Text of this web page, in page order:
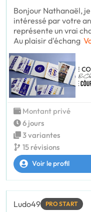
Bonjour Nathanaël,
intéressé par votre
représente un vrai
Au plaisir d'échang
Montant privé
6 jours
3 variantes
15 révisions
Voir le profil
Ludo49 PRO START